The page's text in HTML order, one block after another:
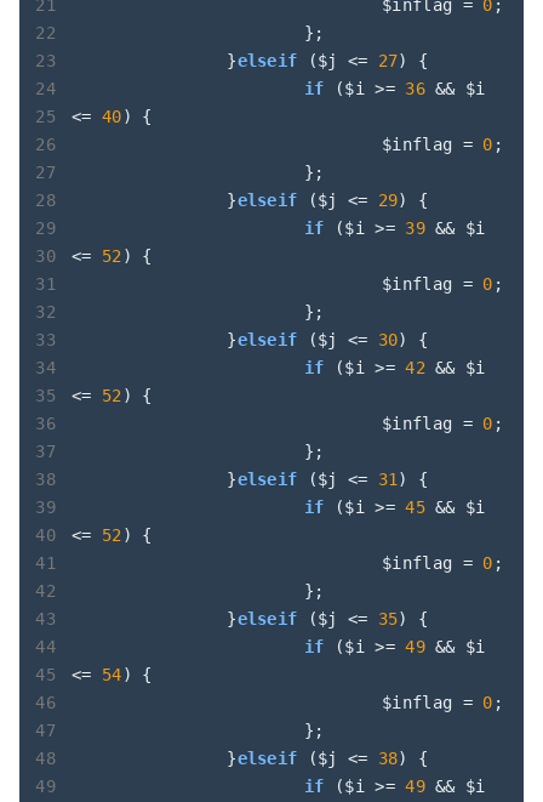
				$inflag =
0 ;
		}
elseif ($j <= 27) {
if ($i >= 36 && $i
<= 40) {
				$inflag =
0 ;
		}
elseif ($j <= 29) {
if ($i >= 39 && $i
<= 52 ) {
				$inflag =
0 ;
		}
elseif ($j <= 30) {
if ($i >= 42 && $i
<= 52 ) {
				$inflag =
0 ;
		}
elseif ($j <= 31 ) {
if ($i >= 45 && $i
<= 52 ) {
				$inflag =
0 ;
		}
elseif ($j <= 35) {
if ($i >= 49 && $i
<= 54) {
				$inflag =
0 ;
		}
elseif ($j <= 38) {
if ($i >= 49 && $i